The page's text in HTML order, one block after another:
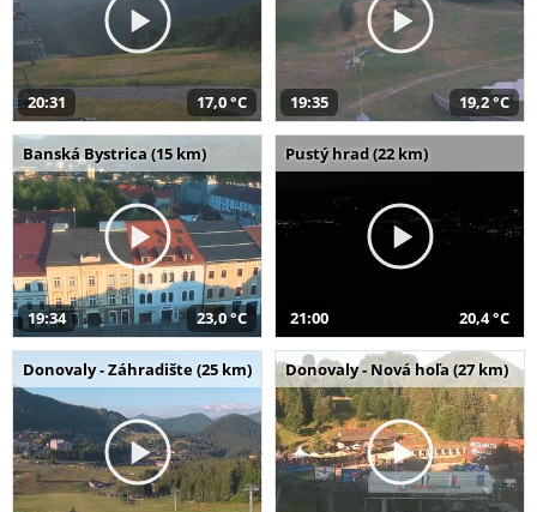
20:31 17,0 °C 19:35 19,2 °C
Banská Bystrica (15 km)
19:34 23,0 °C
Pustý hrad (22 km)
21:00 20,4 °C
Donovaly - Záhradište (25 km) Donovaly - Nová hoľa (27 km)